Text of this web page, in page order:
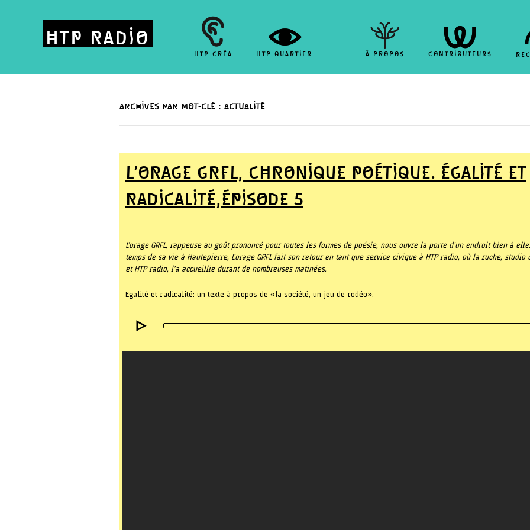
HTP RADIO
HTP CRÉA HTP QUARTIER À PROPOS CONTRIBUTEURS
ARCHIVES PAR MOT-CLÉ : ACTUALITÉ
L’ORAGE GRFL, CHRONIQUE POÉTIQUE. ÉGALITÉ ET
RADICALITÉ,ÉPISODE 5
L’orage GRFL, rappeuse au goût prononcé pour toutes les formes de poésie, nous ouvre la porte d’un endroit bien à
temps de sa vie à Hautepierre, L’orage GRFL fait son retour en tant que service civique à HTP radio, où la ruche,
et HTP radio, l’a accueillie durant de nombreuses matinées.
Egalité et radicalité: un texte à propos de « la société, un jeu de rodéo ».
Audio
Player